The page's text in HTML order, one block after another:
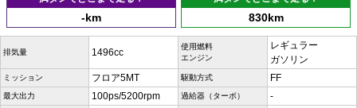
-km 830km
排気量 1496cc
使用燃料
エンジン
レギュラー
ガソリン
ミッション フロア5MT 駆動方式 FF
最大出力 100ps/5200rpm 過給器（ターボ） -